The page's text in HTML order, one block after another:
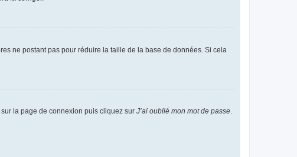
ne postant pas pour réduire la taille de la base de données. Si cela
la page de connexion puis cliquez sur J’ai oublié mon mot de passe